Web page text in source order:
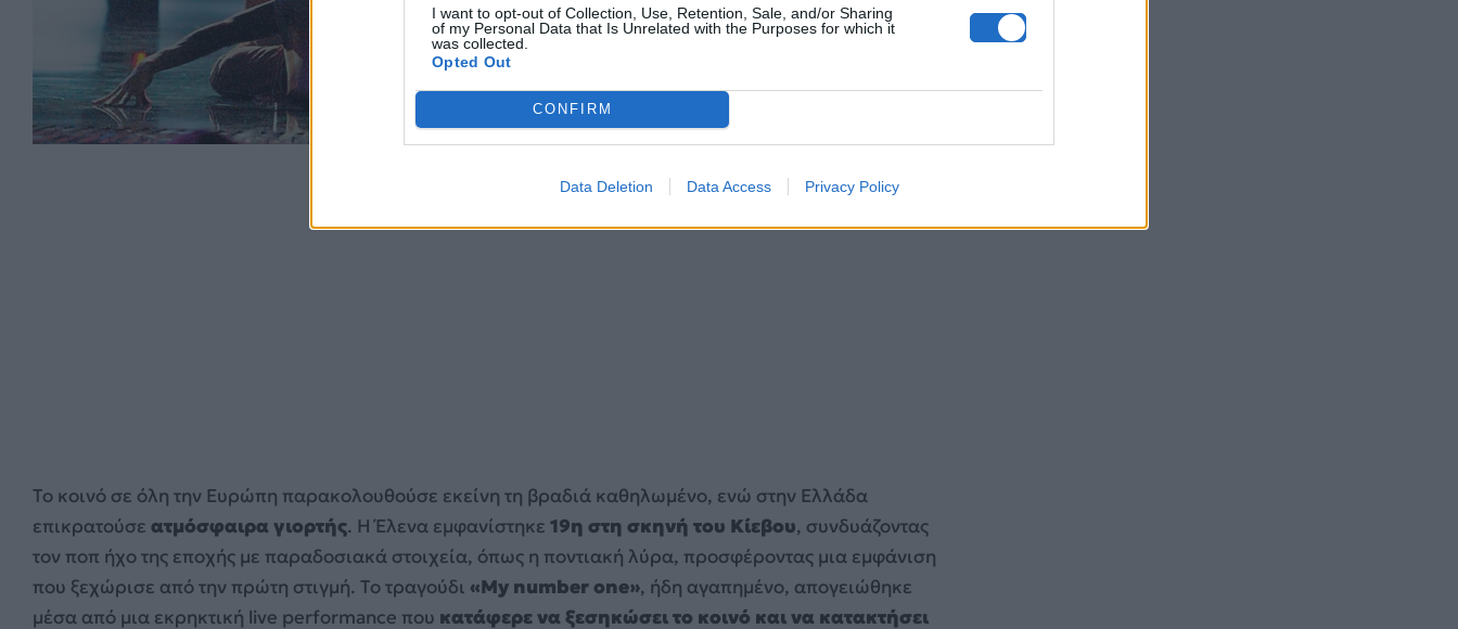
I want to opt-out of Collection, Use, Retention, Sale, and/or Sharing
of my Personal Data that Is Unrelated with the Purposes for which it
was collected.
Opted Out
CONFIRM
Data Deletion Data Access Privacy Policy
Το κοινό σε όλη την Ευρώπη παρακολουθούσε εκείνη τη βραδιά καθηλωμένο, ενώ στην Ελλάδα
επικρατούσε ατμόσφαιρα γιορτής. Η Έλενα εμφανίστηκε 19η στη σκηνή του Κίεβου, συνδυάζοντας
τον ποπ ήχο της εποχής με παραδοσιακά στοιχεία, όπως η ποντιακή λύρα, προσφέροντας μια εμφάνιση
που ξεχώρισε από την πρώτη στιγμή. Το τραγούδι «My number one», ήδη αγαπημένο, απογειώθηκε
μέσα από μια εκρηκτική live performance που κατάφερε να ξεσηκώσει το κοινό και να κατακτήσει